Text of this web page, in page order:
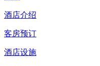
酒店介绍
客房预订
酒店设施